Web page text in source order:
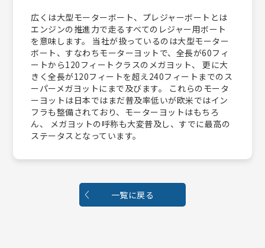
広くは大型モーターボート、プレジャーボートとは
エンジンの推進力で走るすべてのレジャー用ボート
を意味します。 当社が扱っているのは大型モーター
ボート、すなわちモーターヨットで、全長が60フィ
ートから120フィートクラスのメガヨット、 更に大
きく全長が120フィートを超え240フィートまでのス
ーパーメガヨットにまで及びます。 これらのモータ
ーヨットは日本ではまだ普及率低いが欧米ではイン
フラも整備されており、モーターヨットはもちろ
ん、 メガヨットの呼称も大変普及し、すでに最高の
ステータスとなっています。
一覧に戻る